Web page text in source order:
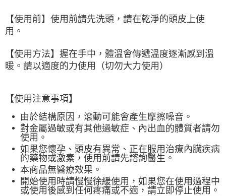
【使用前】使用前請先洗頭，請在乾淨的頭皮上使
用。
【使用方法】握在手中，體溫會傳遞溫度逐漸感到溫
暖。請以適度的力使用（切勿大力使用）
【使用注意事項】
由於結構原因，滾動可能會產生摩擦噪音。
對金屬過敏或有其他過敏症、內出血的體質者請勿
使用。
如果您懷孕、頭皮有異常、正在服用治療內臟疾病
的藥物或激素，使用前請先諮詢醫生。
本商品無醫療效果。
開始使用時請慢慢徐緩使用，如果您在使用過程中
或使用後感到任何疼痛或不適，請立即停止使用。